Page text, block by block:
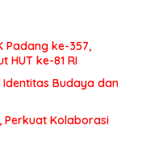
Padang ke-357,
HUT ke-81 RI
Budaya dan
Perkuat Kolaborasi